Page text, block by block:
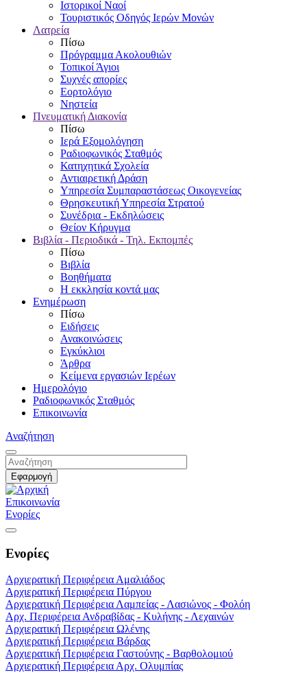
Ιστορικοί Ναοί
Τουριστικός Οδηγός Ιερών Μονών
Λατρεία
Πίσω
Πρόγραμμα Ακολουθιών
Τοπικοί Άγιοι
Συχνές απορίες
Εορτολόγιο
Νηστεία
Πνευματική Διακονία
Πίσω
Ιερά Εξομολόγηση
Ραδιοφωνικός Σταθμός
Κατηχητικά Σχολεία
Αντιαιρετική Δράση
Υπηρεσία Συμπαραστάσεως Οικογενείας
Θρησκευτική Υπηρεσία Στρατού
Συνέδρια - Εκδηλώσεις
Θείον Κήρυγμα
Βιβλία - Περιοδικά - Τηλ. Εκπομπές
Πίσω
Βιβλία
Βοηθήματα
Η εκκλησία κοντά μας
Ενημέρωση
Πίσω
Ειδήσεις
Ανακοινώσεις
Εγκύκλιοι
Άρθρα
Κείμενα εργασιών Ιερέων
Ημερολόγιο
Ραδιοφωνικός Σταθμός
Επικοινωνία
Αναζήτηση
Επικοινωνία
Ενορίες
Ενορίες
Αρχιερατική Περιφέρεια Αμαλιάδος
Αρχιερατική Περιφέρεια Πύργου
Αρχιερατική Περιφέρεια Λαμπείας - Λασιώνος - Φολόη
Αρχ. Περιφέρεια Ανδραβίδας - Κυλήνης - Λεχαινών
Αρχιερατική Περιφέρεια Ωλένης
Αρχιερατική Περιφέρεια Βάρδας
Αρχιερατική Περιφέρεια Γαστούνης - Βαρθολομιού
Αρχιερατική Περιφέρεια Αρχ. Ολυμπίας